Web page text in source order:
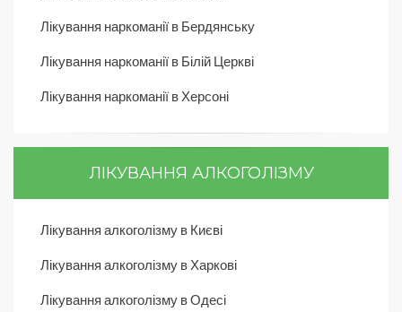
Лікування наркоманії в Бердянську
Лікування наркоманії в Білій Церкві
Лікування наркоманії в Херсоні
ЛІКУВАННЯ АЛКОГОЛІЗМУ
Лікування алкоголізму в Києві
Лікування алкоголізму в Харкові
Лікування алкоголізму в Одесі